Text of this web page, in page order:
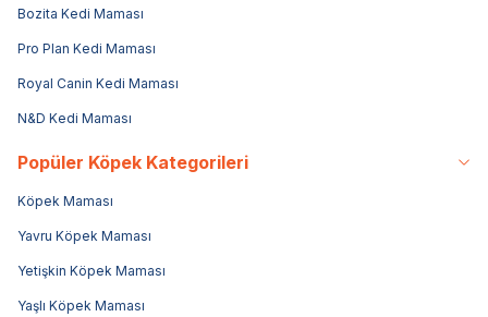
Bozita Kedi Maması
Pro Plan Kedi Maması
Royal Canin Kedi Maması
N&D Kedi Maması
Popüler Köpek Kategorileri
Köpek Maması
Yavru Köpek Maması
Yetişkin Köpek Maması
Yaşlı Köpek Maması